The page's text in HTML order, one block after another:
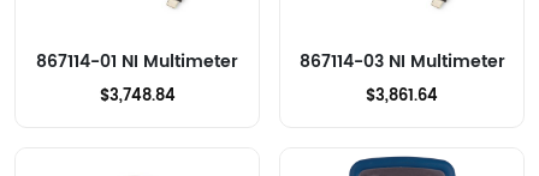
867114-01 NI Multimeter
$3,748.84
867114-03 NI Multimeter
$3,861.64